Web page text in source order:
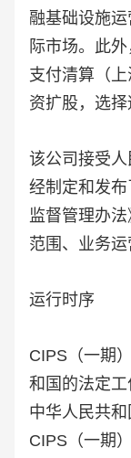
融基础设施
际市场。此
支付清算（
资扩股，选择
该公司接受
经制定和发
监督管理办
范围、业务运
运行时序
CIPS（一期
和国的法定
中华人民共和
CIPS（一期